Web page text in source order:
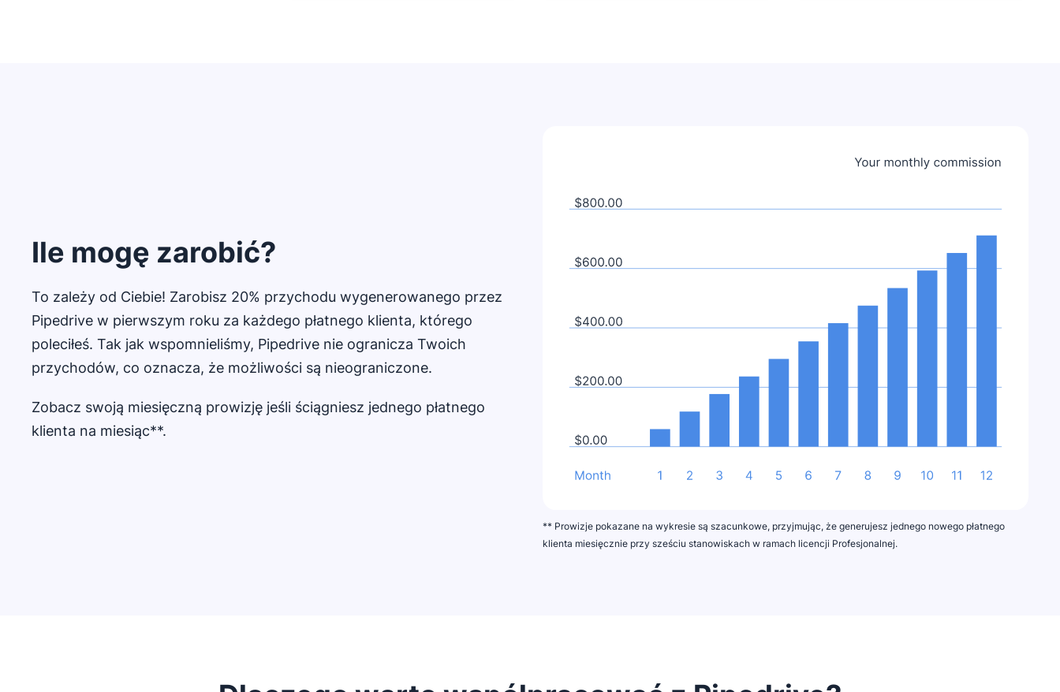
Ile mogę zarobić?
To zależy od Ciebie! Zarobisz 20% przychodu wygenerowanego przez
Pipedrive w pierwszym roku za każdego płatnego klienta, którego
poleciłeś. Tak jak wspomnieliśmy, Pipedrive nie ogranicza Twoich
przychodów, co oznacza, że możliwości są nieograniczone.
Zobacz swoją miesięczną prowizję jeśli ściągniesz jednego płatnego
klienta na miesiąc**.
** Prowizje pokazane na wykresie są szacunkowe, przyjmując, że generujesz jednego nowego płatnego
klienta miesięcznie przy sześciu stanowiskach w ramach licencji Profesjonalnej.